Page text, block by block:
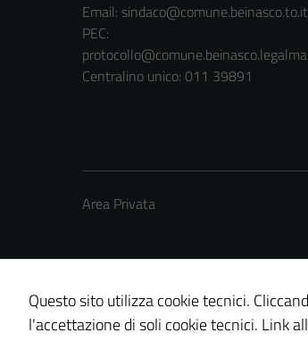
Email: sindaco@comune.beinasco.to.it
PEC:
Centralino unico: 011 39891
Area Privata
Credits: © Technical Design s.r.l.
Questo sito utilizza cookie tecnici.
l'accettazione di soli cookie tecnici. Link